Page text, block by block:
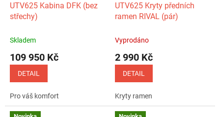
UTV625 Kabina DFK (bez
střechy)
Skladem
109 950 Kč
DETAIL
Pro váš komfort
UTV625 Kryty předních
ramen RIVAL (pár)
Vyprodáno
2 990 Kč
DETAIL
Kryty ramen